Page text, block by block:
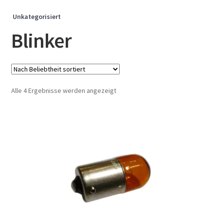
Unkategorisiert
Blinker
Alle 4 Ergebnisse werden angezeigtNach